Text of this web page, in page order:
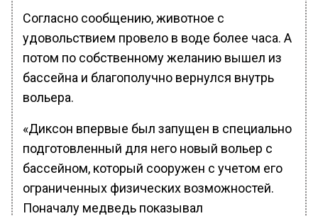
Согласно сообщению, животное с
удовольствием провело в воде более часа. А
потом по собственному желанию вышел из
бассейна и благополучно вернулся внутрь
вольера.
«Диксон впервые был запущен в специально
подготовленный для него новый вольер с
бассейном, который сооружен с учетом его
ограниченных физических возможностей.
Поначалу медведь показывал